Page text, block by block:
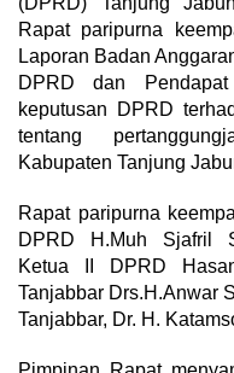
Rapat paripurna
Laporan Badan
DPRD dan
keputusan DPRD
tentang
Kabupaten Tanjung
Rapat paripurna
DPRD H.Muh Sjafril
Ketua II DPRD
Tanjabbar Drs.H.Anwar
Tanjabbar, Dr. H.